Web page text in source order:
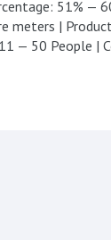
51% —
meters |
— 50 People |